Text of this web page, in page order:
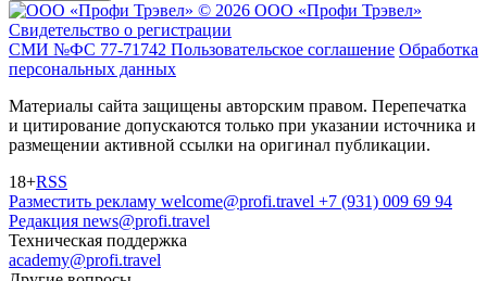
© 2026 ООО «Профи Трэвeл»
Свидетельство о регистрации
СМИ №ФС 77-71742 Пользовательское соглашение Обработка
персональных данных
Материалы сайта защищены авторским правом. Перепечатка
и цитирование допускаются только при указании источника и
размещении активной ссылки на оригинал публикации.
18+RSS
Разместить рекламу welcome@profi.travel +7 (931) 009 69 94
Редакция news@profi.travel
Техническая поддержка
academy@profi.travel